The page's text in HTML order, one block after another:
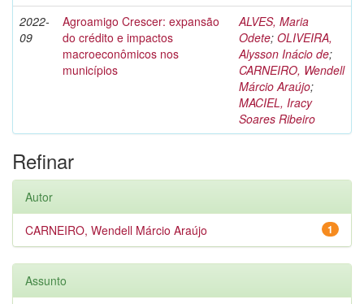
2022-
09
Agroamigo Crescer: expansão
do crédito e impactos
macroeconômicos nos
municípios
ALVES, Maria
Odete; OLIVEIRA,
Alysson Inácio de;
CARNEIRO, Wendell
Márcio Araújo;
MACIEL, Iracy
Soares Ribeiro
Refinar
Autor
1
CARNEIRO, Wendell Márcio Araújo
Assunto